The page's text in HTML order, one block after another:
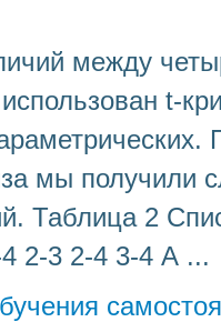
между
t-
мы получили
Таблица 2
2-3 2-4 3-4 А ...